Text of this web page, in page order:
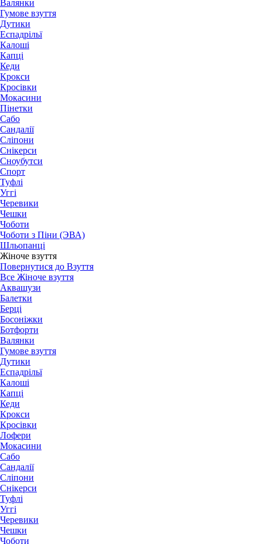
Валянки
Гумове взуття
Дутики
Еспадрільї
Калоші
Капці
Кеди
Крокси
Кросівки
Мокасини
Пінетки
Сабо
Сандалії
Сліпони
Снікерси
Сноубутси
Спорт
Туфлі
Уггі
Черевики
Чешки
Чоботи
Чоботи з Піни (ЭВА)
Шльопанці
Жіноче взуття
Повернутися до Взуття
Все Жіноче взуття
Аквашузи
Балетки
Берці
Босоніжки
Ботфорти
Валянки
Гумове взуття
Дутики
Еспадрільї
Калоші
Капці
Кеди
Крокси
Кросівки
Лофери
Мокасини
Сабо
Сандалії
Сліпони
Снікерси
Туфлі
Уггі
Черевики
Чешки
Чоботи